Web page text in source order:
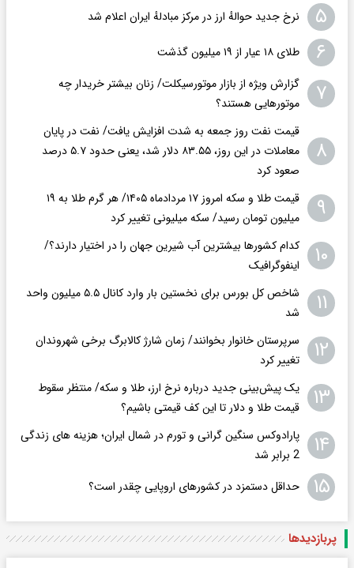
۵ نرخ جدید حوالهٔ ارز در مرکز مبادلهٔ ایران اعلام شد
۶ طلای ۱۸ عیار از ۱۹ میلیون گذشت
۷
گزارش ویژه از بازار موتورسیکلت/ زنان بیشتر خریدار چه
موتورهایی هستند؟
۸
قیمت نفت روز جمعه به شدت افزایش یافت/ نفت در پایان
معاملات در این روز، ۸۳.۵۵ دلار شد، یعنی حدود ۵.۷ درصد
صعود کرد
۹
قیمت طلا و سکه امروز ۱۷ مردادماه ۱۴۰۵/ هر گرم طلا به ۱۹
میلیون تومان رسید/ سکه میلیونی تغییر کرد
۱۰
کدام کشورها بیشترین آب شیرین جهان را در اختیار دارند؟/
اینفوگرافیک
۱۱
شاخص کل بورس برای نخستین بار وارد کانال ۵.۵ میلیون واحد
شد
۱۲
سرپرستان خانوار بخوانند/ زمان شارژ کالابرگ برخی شهروندان
تغییر کرد
۱۳
یک پیش‌بینی جدید درباره نرخ ارز، طلا و سکه/ منتظر سقوط
قیمت طلا و دلار تا این کف قیمتی باشیم؟
۱۴
پارادوکس سنگین گرانی و تورم در شمال ایران؛ هزینه های زندگی
2 برابر ‌شد
۱۵ حداقل دستمزد در کشورهای اروپایی چقدر است؟
پربازدید‌ها